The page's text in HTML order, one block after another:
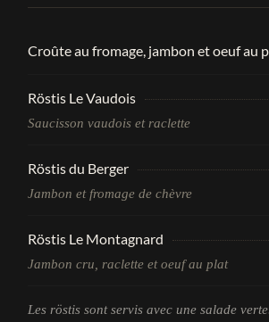
Croûte au fromage, jambon et oeuf au
Röstis Le Vaudois
Saucisson vaudois et raclette
Röstis du Berger
Jambon et fromage de chèvre
Röstis Le Montagnard
Jambon cru, raclette et oeuf au plat
Les röstis sont servis avec une salade